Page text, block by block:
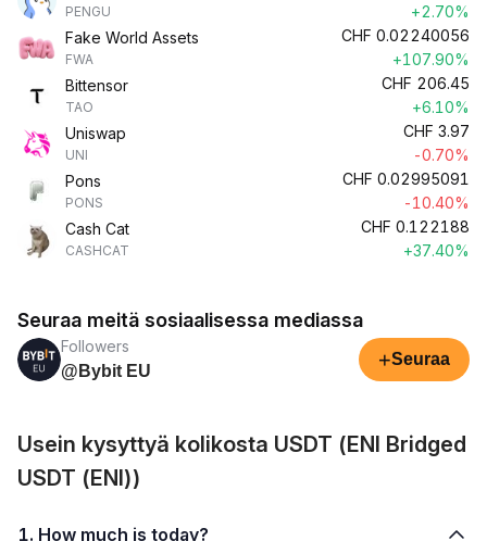
PENGU
+2.70%
Fake World Assets
FWA
CHF 0.02240056
+107.90%
Bittensor
TAO
CHF 206.45
+6.10%
Uniswap
UNI
CHF 3.97
-0.70%
Pons
PONS
CHF 0.02995091
-10.40%
Cash Cat
CASHCAT
CHF 0.122188
+37.40%
Seuraa meitä sosiaalisessa mediassa
Followers
@Bybit EU
+Seuraa
Usein kysyttyä kolikosta USDT (ENI Bridged
USDT (ENI))
1. How much is today?